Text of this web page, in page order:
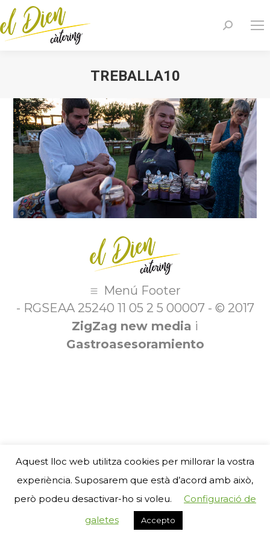
Search:
TREBALLA10
You are here:
Menú Footer
- RGSEAA 25240 11 05 2 5 00007 - © 2017
ZigZag new media i
Gastroasesoramiento
Aquest lloc web utilitza cookies per millorar la vostra
experiència. Suposarem que està d’acord amb això,
però podeu desactivar-ho si voleu.
Configuració de
galetes
Accepto